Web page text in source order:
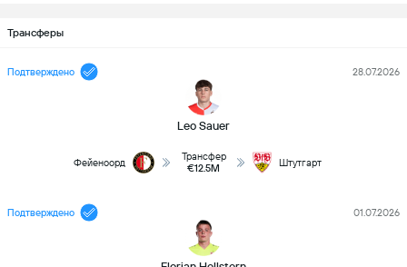
Трансферы
Подтверждено
Leo Sauer
28.07.2026
Фейеноорд
Трансфер
€12.5M
Штутгарт
Подтверждено 01.07.2026